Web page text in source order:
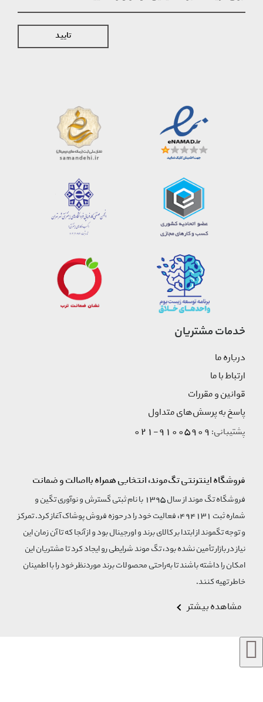
تایید
خدمات مشتریان
درباره ما
ارتباط با ما
قوانین و مقررات
پاسخ به پرسش‌های متداول
پشتیبانی:91005909-021
فروشگاه اینترنتی تگ‌موند، انتخابی همراه بااصالت و ضمانت
فروشگاه تگ موند از سال 1395 با نام ثبتی گسترش و نوآوری تگین و
شماره ثبت 494131، فعالیت خود را در حوزه فروش پوشاک آغاز کرد. تمرکز
و توجه تگموند از ابتدا بر کالای برند و اورجینال بود و از آنجا که تا آن زمان این
نیاز در بازار تأمین نشده بود، تگ موند شرایطی رو ایجاد کرد تا مشتریان این
امکان را داشته باشند تا به‌راحتی محصولات برند مورد‌نظر خود را با اطمینان
خاطر تهیه کنند.
مشاهده بیشتر